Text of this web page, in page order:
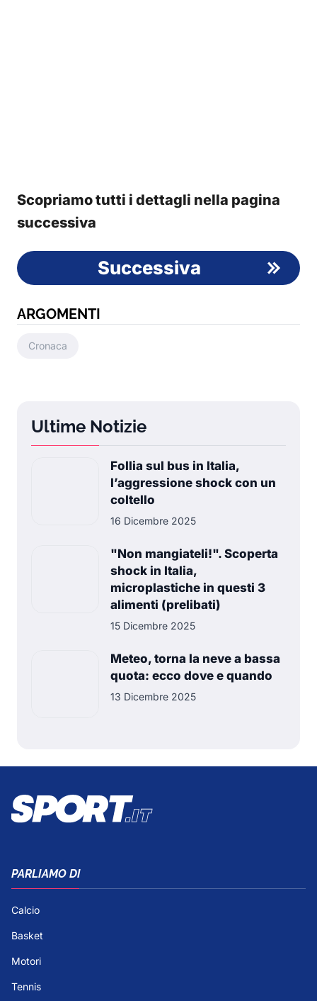
Scopriamo tutti i dettagli nella pagina
successiva
Successiva
ARGOMENTI
Cronaca
Ultime Notizie
Follia sul bus in Italia,
l’aggressione shock con un
coltello
16 Dicembre 2025
"Non mangiateli!". Scoperta
shock in Italia,
microplastiche in questi 3
alimenti (prelibati)
15 Dicembre 2025
Meteo, torna la neve a bassa
quota: ecco dove e quando
13 Dicembre 2025
PARLIAMO DI
Calcio
Basket
Motori
Tennis